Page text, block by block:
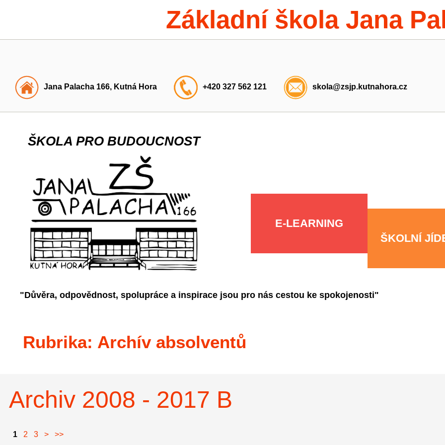
Základní škola Jana
Jana Palacha 166, Kutná Hora +420 327 562 121 skola@zsjp.kutnahora.cz
ŠKOLA PRO BUDOUCNOST
"Důvěra, odpovědnost, spolupráce a inspirace jsou pro nás cestou ke spokojenosti"
E-LEARNING
ŠKOLNÍ
Rubrika: Archív absolventů
Archiv 2008 - 2017 B
1 2 3 > >>